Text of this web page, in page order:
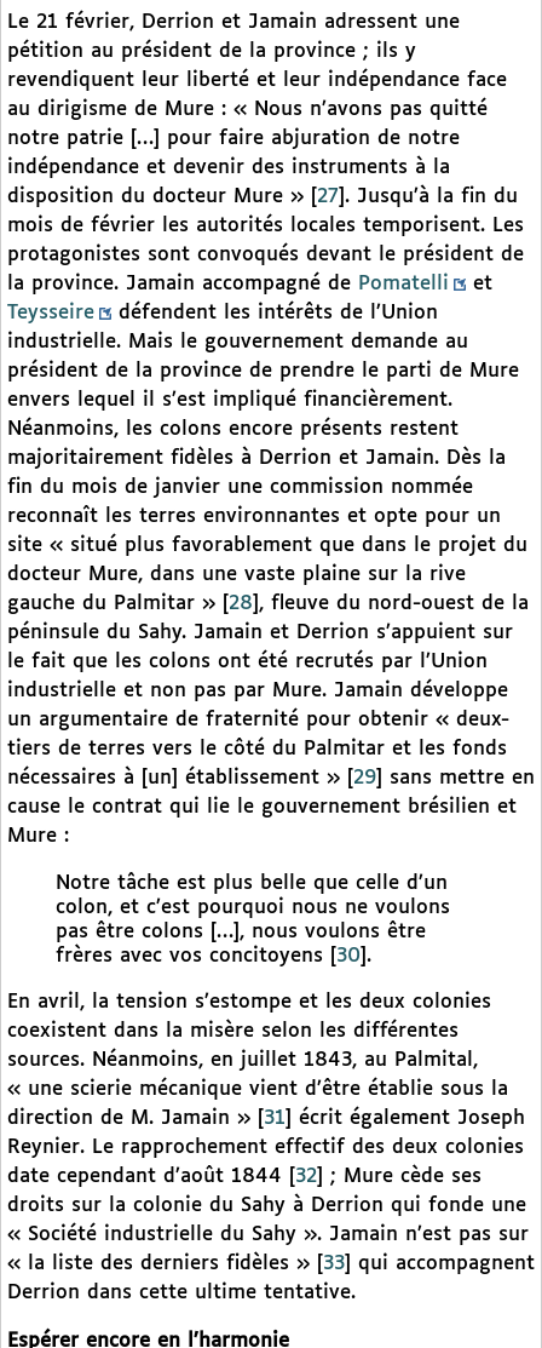
Le 21 février, Derrion et Jamain adressent une
pétition au président de la province ; ils y
revendiquent leur liberté et leur indépendance face
au dirigisme de Mure : « Nous n’avons pas quitté
notre patrie […] pour faire abjuration de notre
indépendance et devenir des instruments à la
disposition du docteur Mure »
27 . Jusqu’à la fin du
mois de février les autorités locales temporisent. Les
protagonistes sont convoqués devant le président de
la province. Jamain accompagné de Pomatelli
et
Teysseire
défendent les intérêts de l’Union
industrielle. Mais le gouvernement demande au
président de la province de prendre le parti de Mure
envers lequel il s’est impliqué financièrement.
Néanmoins, les colons encore présents restent
majoritairement fidèles à Derrion et Jamain. Dès la
fin du mois de janvier une commission nommée
reconnaît les terres environnantes et opte pour un
site « situé plus favorablement que dans le projet du
docteur Mure, dans une vaste plaine sur la rive
gauche du Palmitar »
28 , fleuve du nord-ouest de la
péninsule du Sahy. Jamain et Derrion s’appuient sur
le fait que les colons ont été recrutés par l’Union
industrielle et non pas par Mure. Jamain développe
un argumentaire de fraternité pour obtenir « deux-
tiers de terres vers le côté du Palmitar et les fonds
nécessaires à [un] établissement »
29
sans mettre en
cause le contrat qui lie le gouvernement brésilien et
Mure :
Notre tâche est plus belle que celle d’un
colon, et c’est pourquoi nous ne voulons
pas être colons […], nous voulons être
frères avec vos concitoyens
30 .
En avril, la tension s’estompe et les deux colonies
coexistent dans la misère selon les différentes
sources. Néanmoins, en juillet 1843, au Palmital,
« une scierie mécanique vient d’être établie sous la
direction de M. Jamain »
31
écrit également Joseph
Reynier. Le rapprochement effectif des deux colonies
date cependant d’août 1844
32
; Mure cède ses
droits sur la colonie du Sahy à Derrion qui fonde une
« Société industrielle du Sahy ». Jamain n’est pas sur
« la liste des derniers fidèles »
33
qui accompagnent
Derrion dans cette ultime tentative.
Espérer encore en l’harmonie